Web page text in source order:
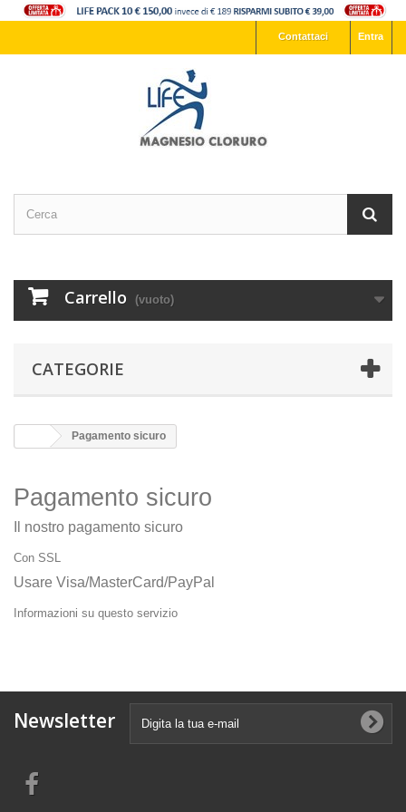
Entra
Contattaci
Carrello (vuoto)
CATEGORIE
Pagamento sicuro
Pagamento sicuro
Il nostro pagamento sicuro
Con SSL
Usare Visa/MasterCard/PayPal
Informazioni su questo servizio
Newsletter